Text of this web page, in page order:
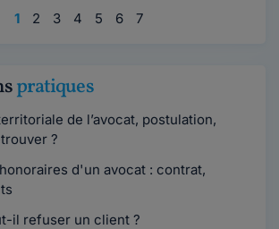
1 2 3 4 5 6 7
pratiques
de l’avocat, postulation,
?
d'un avocat : contrat,
il refuser un client ?